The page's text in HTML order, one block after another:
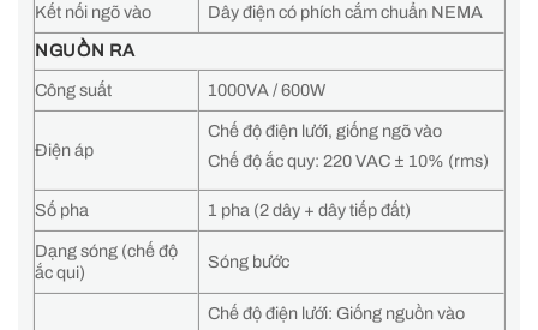
Kết nối ngõ vào
Dây điện có phích cắm chuẩn NEMA
NGUỒN RA
Công suất 1000VA / 600W
Điện áp
Chế độ điện lưới, giống ngõ vào
Chế độ ắc quy: 220 VAC ± 10% (rms)
Số pha 1 pha (2 dây + dây tiếp đất)
Dạng sóng (chế độ
ắc qui)
Sóng bước
Chế độ điện lưới: Giống nguồn vào